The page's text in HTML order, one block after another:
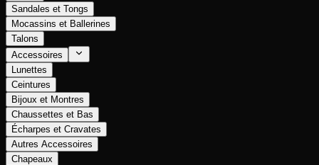
Sandales et Tongs
Mocassins et Ballerines
Talons
Accessoires
Lunettes
Ceintures
Bijoux et Montres
Chaussettes et Bas
Écharpes et Cravates
Autres Accessoires
Chapeaux